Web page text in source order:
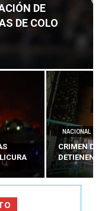
DE
DE COLO
NACIONAL
CRIMEN DE
DETIENEN